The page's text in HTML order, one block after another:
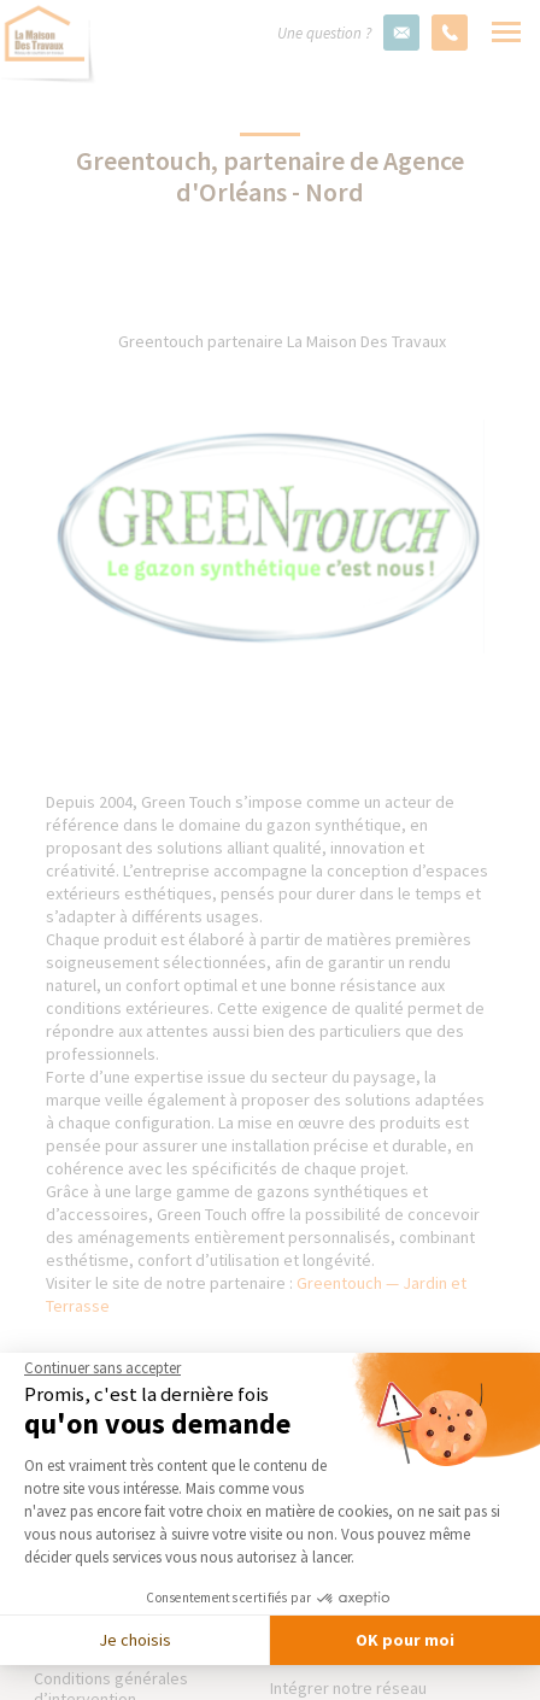
Une question ?
Greentouch, partenaire de Agence
d'Orléans - Nord
Greentouch partenaire La Maison Des Travaux
Depuis 2004, Green Touch s’impose comme un acteur de
référence dans le domaine du gazon synthétique, en
proposant des solutions alliant qualité, innovation et
créativité. L’entreprise accompagne la conception d’espaces
extérieurs esthétiques, pensés pour durer dans le temps et
s’adapter à différents usages.
Chaque produit est élaboré à partir de matières premières
soigneusement sélectionnées, afin de garantir un rendu
naturel, un confort optimal et une bonne résistance aux
conditions extérieures. Cette exigence de qualité permet de
répondre aux attentes aussi bien des particuliers que des
professionnels.
Forte d’une expertise issue du secteur du paysage, la
marque veille également à proposer des solutions adaptées
à chaque configuration. La mise en œuvre des produits est
pensée pour assurer une installation précise et durable, en
cohérence avec les spécificités de chaque projet.
Grâce à une large gamme de gazons synthétiques et
d’accessoires, Green Touch offre la possibilité de concevoir
des aménagements entièrement personnalisés, combinant
esthétisme, confort d’utilisation et longévité.
Visiter le site de notre partenaire : Greentouch — Jardin et
Terrasse
AGENCE D'ORLÉANS - NORD
Actualités
Notre charte qualité
Partenaires
Foire aux Questions
Conditions générales
NOS DOMAINES
D’INTERVENTION
EXTENSION
RÉNOVATION INTÉRIEURE
TRAVAUX EXTÉRIEURS
La Maison des Architectes
Expert Bricolage
Intégrer notre réseau
Continuer sans accepter
Promis, c'est la dernière fois
qu'on vous demande
Plateforme de Gestion du
On est vraiment très content que le contenu de
notre site vous intéresse. Mais comme vous
n'avez pas encore fait votre choix en matière de cookies, on ne sait pas si
vous nous autorisez à suivre votre visite ou non. Vous pouvez même
décider quels services vous nous autorisez à lancer.
Consentements certifiés par
Je choisis OK pour moi
Axeptio consent